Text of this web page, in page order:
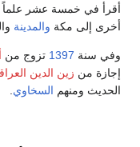
أقرأ في خمسة عشر علماً
أخرى إلى مكة والمدينة
وفي سنة 1397 تزوج من
إجازة من زين الدين
الحديث ومنهم السخاوي